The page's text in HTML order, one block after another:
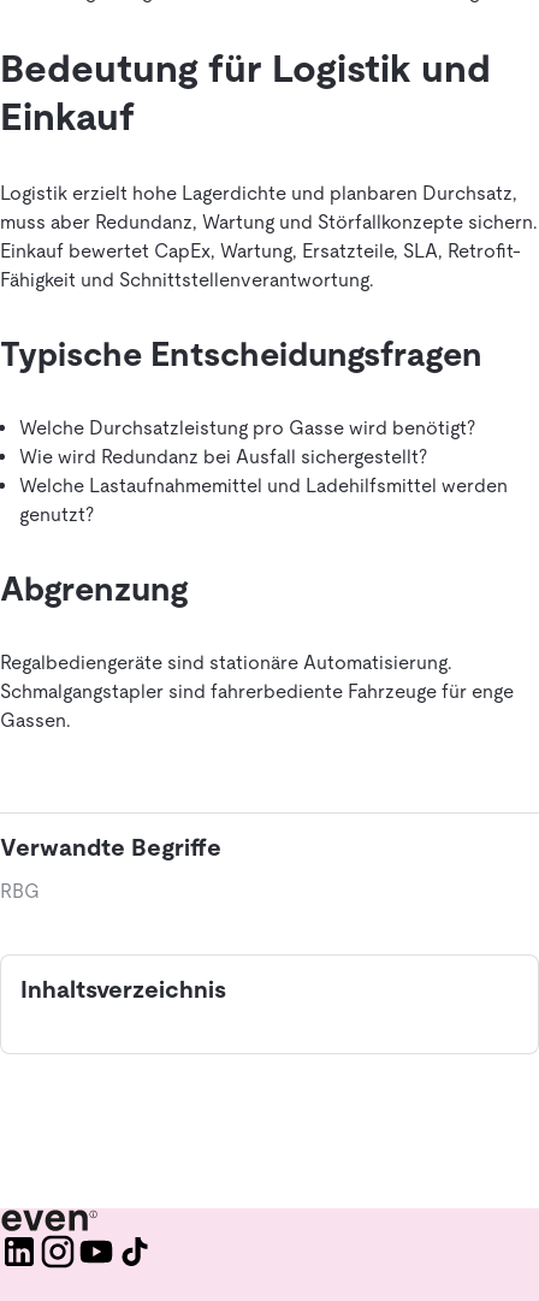
Bedeutung für Logistik und
Einkauf
Logistik erzielt hohe Lagerdichte und planbaren Durchsatz,
muss aber Redundanz, Wartung und Störfallkonzepte sichern.
Einkauf bewertet CapEx, Wartung, Ersatzteile, SLA, Retrofit-
Fähigkeit und Schnittstellenverantwortung.
Typische Entscheidungsfragen
Welche Durchsatzleistung pro Gasse wird benötigt?
Wie wird Redundanz bei Ausfall sichergestellt?
Welche Lastaufnahmemittel und Ladehilfsmittel werden
genutzt?
Abgrenzung
Regalbediengeräte sind stationäre Automatisierung.
Schmalgangstapler sind fahrerbediente Fahrzeuge für enge
Gassen.
Verwandte Begriffe
RBG
Inhaltsverzeichnis